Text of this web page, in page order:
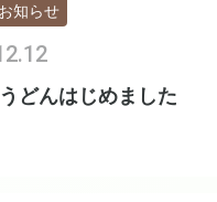
どんはじめました
知らせ